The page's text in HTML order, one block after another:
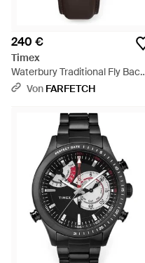
240 €
Timex
Waterbury Traditional Fly Back
Chronograph 43Mm - Blau
Von FARFETCH